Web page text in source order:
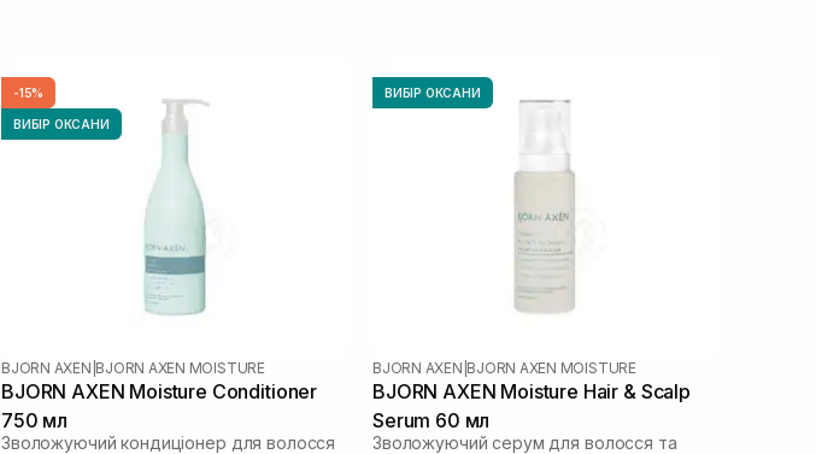
-15%
ВИБІР ОКСАНИ
BJORN AXEN BJORN AXEN MOISTURE
BJORN AXEN Moisture Conditioner
750 мл
Зволожуючий кондиціонер для волосся
ВИБІР ОКСАНИ
BJORN AXEN BJORN AXEN MOISTURE
BJORN AXEN Moisture Hair & Scalp
Serum 60 мл
Зволожуючий серум для волосся та